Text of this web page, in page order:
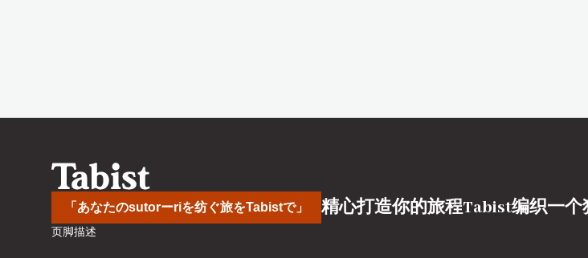
「あなたのsutorーriを纺ぐ旅をTabistで」 精心打造你的旅程Tabist编织一个
页脚描述